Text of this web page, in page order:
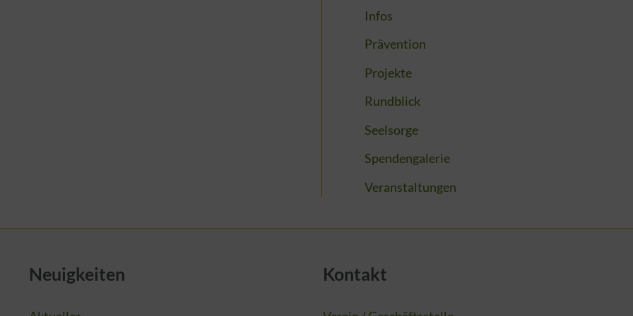
Infos
Prävention
Projekte
Rundblick
Seelsorge
Spendengalerie
Veranstaltungen
Neuigkeiten Kontakt